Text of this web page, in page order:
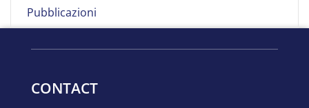
Pubblicazioni
CONTACT